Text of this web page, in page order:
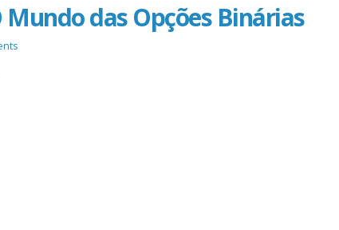
das Opções Binárias